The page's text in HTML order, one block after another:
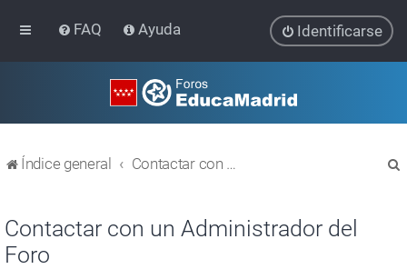
FAQ Ayuda Identificarse
Índice general Contactar con un Administrador del Foro
Contactar con un Administrador del
Foro